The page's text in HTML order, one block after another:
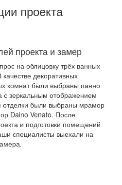
проекта
проекта и замер
на облицовку трёх ванных
декоративных
комнат были выбраны панно
с зеркальным отображением
отделки были выбраны мрамор
Daino Venato. После
и подготовки помещений
специалисты выехали на